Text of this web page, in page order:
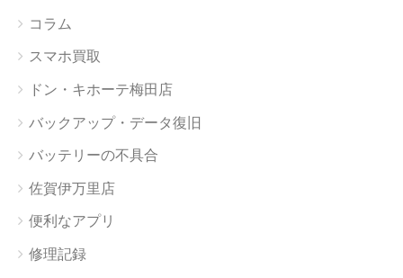
コラム
スマホ買取
ドン・キホーテ梅田店
バックアップ・データ復旧
バッテリーの不具合
佐賀伊万里店
便利なアプリ
修理記録